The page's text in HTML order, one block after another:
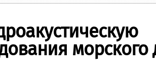
Конференции
Личности
Словарь
Флот
Форум
Все
морского